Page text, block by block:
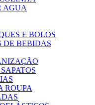
AGUA
E BOLOS
DE BEBIDAS
ROUPA